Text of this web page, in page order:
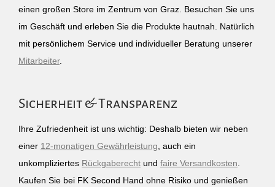
einen großen Store im Zentrum von Graz. Besuchen Sie uns
im Geschäft und erleben Sie die Produkte hautnah. Natürlich
mit persönlichem Service und individueller Beratung unserer
Mitarbeiter.
Sicherheit & Transparenz
Ihre Zufriedenheit ist uns wichtig: Deshalb bieten wir neben
einer 12-monatigen Gewährleistung , auch ein
unkompliziertes Rückgaberecht und faire Versandkosten
Kaufen Sie bei FK Second Hand ohne Risiko und genießen